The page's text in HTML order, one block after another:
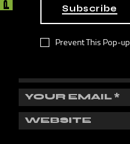
Subscribe
Prevent This Pop-up